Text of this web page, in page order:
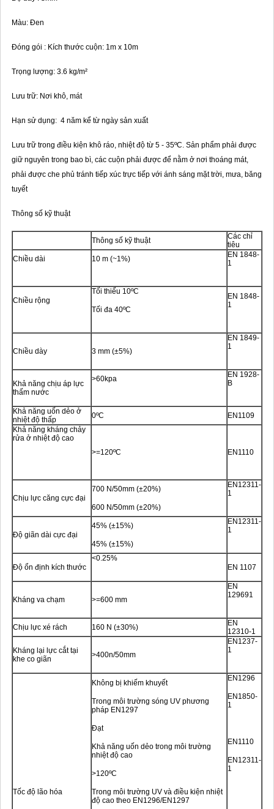
Màu: Đen
Đóng gói : Kích thước cuộn: 1m x 10m
Trọng lượng: 3.6 kg/m²
Lưu trữ: Nơi khô, mát
Hạn sử dụng: 4 năm kể từ ngày sản xuất
Lưu trữ trong điều kiện khô ráo, nhiệt độ từ 5 - 35ºC. Sản phẩm phải được
giữ nguyên trong bao bì, các cuộn phải được để nằm ở nơi thoáng mát,
phải được che phủ tránh tiếp xúc trực tiếp với ánh sáng mặt trời, mưa, băng
tuyết
Thông số kỹ thuật
Thông số kỹ thuật
Các chỉ
tiêu
Chiều dài
10 m (~1%)
EN 1848-
1
Chiều rộng
Tối thiểu 10ºC
Tối đa 40ºC
EN 1848-
1
Chiều dày 3 mm (±5%)
EN 1849-
1
Khả năng chịu áp lực
thấm nước
>60kpa
EN 1928-
B
Khả năng uốn dẻo ở
nhiệt độ thấp
0ºC
EN1109
Khả năng kháng chảy
rửa ở nhiệt độ cao
>=120ºC
EN1110
Chịu lực căng cực đại
700 N/50mm (±20%)
600 N/50mm (±20%)
EN12311-
1
Độ giãn dài cực đại
45% (±15%)
45% (±15%)
EN12311-
1
Độ ổn định kích thước
<0.25%
EN 1107
Kháng va chạm >=600 mm
EN
129691
Chịu lực xé rách 160 N (±30%)
EN
12310-1
Kháng lại lực cắt tại
khe co giãn
>400n/50mm
EN1237-
1
Tốc độ lão hóa
Không bị khiếm khuyết
Trong môi trường sóng UV phương
pháp EN1297
Đạt
Khả năng uốn dẻo trong môi trường
nhiệt độ cao
>120ºC
Trong môi trường UV và điều kiện nhiệt
độ cao theo EN1296/EN1297
EN1296
EN1850-
1
EN1110
EN12311-
1